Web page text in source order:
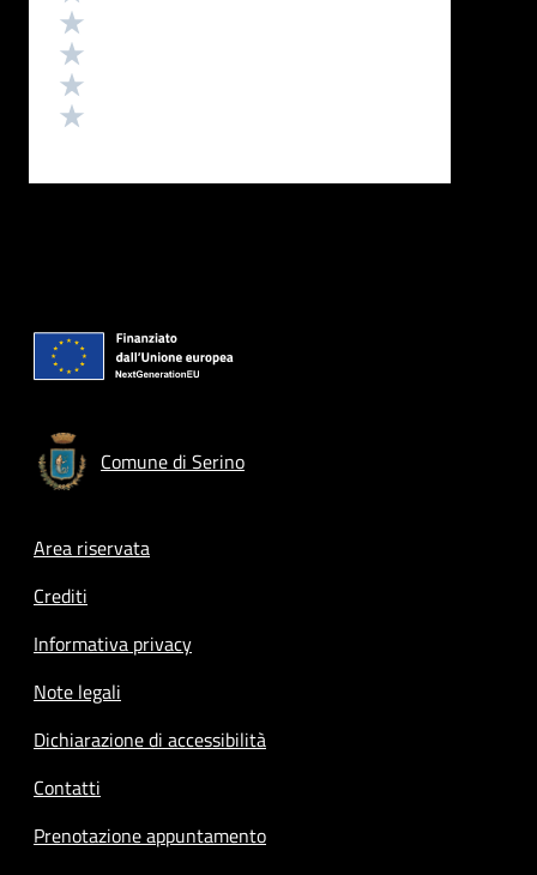
Comune di Serino
Footer menu
Area riservata
Crediti
Informativa privacy
Note legali
Dichiarazione di accessibilità
Contatti
Prenotazione appuntamento